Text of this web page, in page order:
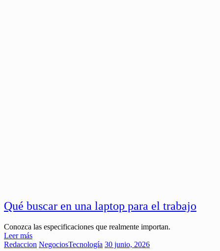
Qué buscar en una laptop para el trabajo
Conozca las especificaciones que realmente importan.
Leer más
Redaccion NegociosTecnología 30 junio, 2026